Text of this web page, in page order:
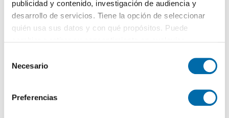
publicidad y contenido, investigación de audiencia y
desarrollo de servicios. Tiene la opción de seleccionar
quién usa sus datos y con qué propósitos. Puede
el Menú de consentimiento.
Recopilar información sobre su ubicación geográfica
Necesario
Preferencias
Urbanizaciones - Santa Anna - Las Estrellas, Gandia
Chiama
Contatta